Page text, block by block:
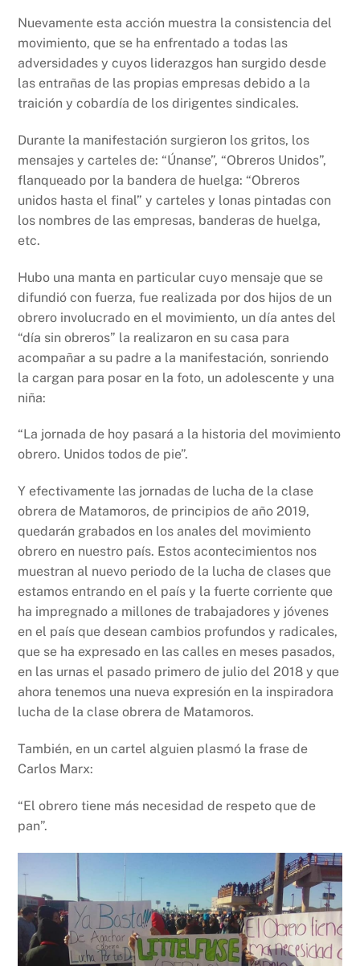
Nuevamente esta acción muestra la consistencia del
movimiento, que se ha enfrentado a todas las
adversidades y cuyos liderazgos han surgido desde
las entrañas de las propias empresas debido a la
traición y cobardía de los dirigentes sindicales.
Durante la manifestación surgieron los gritos, los
mensajes y carteles de: “Únanse”, “Obreros Unidos”,
flanqueado por la bandera de huelga: “Obreros
unidos hasta el final” y carteles y lonas pintadas con
los nombres de las empresas, banderas de huelga,
etc.
Hubo una manta en particular cuyo mensaje que se
difundió con fuerza, fue realizada por dos hijos de un
obrero involucrado en el movimiento, un día antes del
“día sin obreros” la realizaron en su casa para
acompañar a su padre a la manifestación, sonriendo
la cargan para posar en la foto, un adolescente y una
niña:
“La jornada de hoy pasará a la historia del movimiento
obrero. Unidos todos de pie”.
Y efectivamente las jornadas de lucha de la clase
obrera de Matamoros, de principios de año 2019,
quedarán grabados en los anales del movimiento
obrero en nuestro país. Estos acontecimientos nos
muestran al nuevo periodo de la lucha de clases que
estamos entrando en el país y la fuerte corriente que
ha impregnado a millones de trabajadores y jóvenes
en el país que desean cambios profundos y radicales,
que se ha expresado en las calles en meses pasados,
en las urnas el pasado primero de julio del 2018 y que
ahora tenemos una nueva expresión en la inspiradora
lucha de la clase obrera de Matamoros.
También, en un cartel alguien plasmó la frase de
Carlos Marx:
“El obrero tiene más necesidad de respeto que de
pan”.